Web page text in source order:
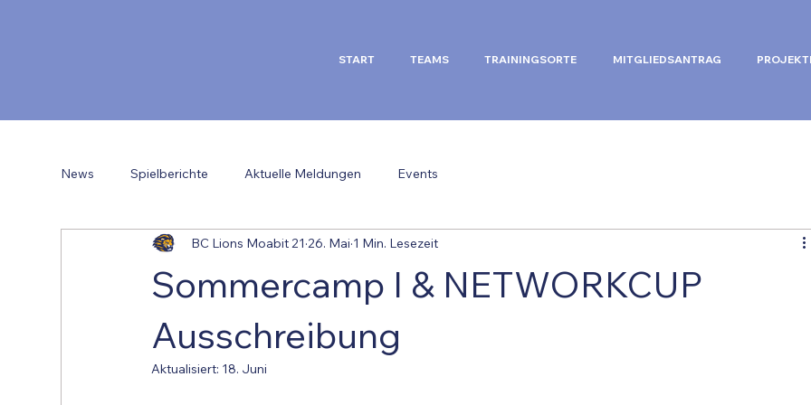
START TEAMS TRAININGSORTE MITGLIEDSANTRAG
News Spielberichte Aktuelle Meldungen Events
Sommercamp I & NETWORKCUP
Ausschreibung
BC Lions Moabit 21 26. Mai 1 Min. Lesezeit
Aktualisiert: 18. Juni